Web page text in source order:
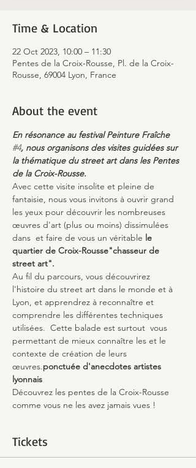
Time & Location
22 Oct 2023, 10:00 – 11:30
Pentes de la Croix-Rousse, Pl. de la Croix-
Rousse, 69004 Lyon, France
About the event
En résonance au festival Peinture Fraîche
#4, nous organisons des visites guidées sur
la thématique du street art dans les Pentes
de la Croix-Rousse.
Avec cette visite insolite et pleine de
fantaisie, nous vous invitons à ouvrir grand
les yeux pour découvrir les nombreuses
œuvres d'art (plus ou moins) dissimulées
dans et faire de vous un véritable le
quartier de Croix-Rousse"chasseur de
street art".
Au fil du parcours, vous découvrirez
l'histoire du street art dans le monde et à
Lyon, et apprendrez à reconnaître et
comprendre les différentes techniques
utilisées.  Cette balade est surtout vous
permettant de mieux connaître les et le
contexte de création de leurs
œuvres.ponctuée d'anecdotes artistes
lyonnais
Découvrez les pentes de la Croix-Rousse
comme vous ne les avez jamais vues !
Tickets